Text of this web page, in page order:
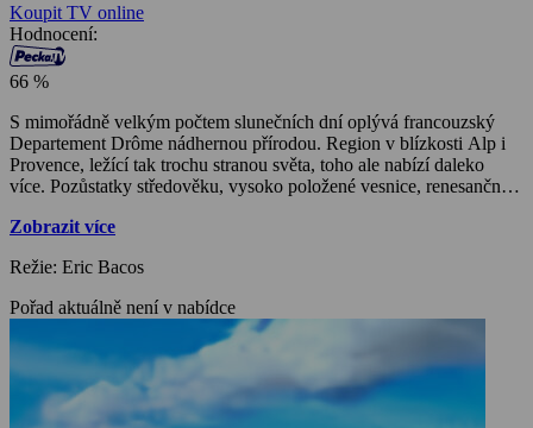
Koupit TV online
Hodnocení:
66 %
S mimořádně velkým počtem slunečních dní oplývá francouzský
Departement Drôme nádhernou přírodou. Region v blízkosti Alp i
Provence, ležící tak trochu stranou světa, toho ale nabízí daleko
více. Pozůstatky středověku, vysoko položené vesnice, renesanční
místo, kde mají lidé možnost být sami sebou, a kde se udržují dávné
Zobrazit více
Režie: Eric Bacos
Pořad aktuálně není v nabídce